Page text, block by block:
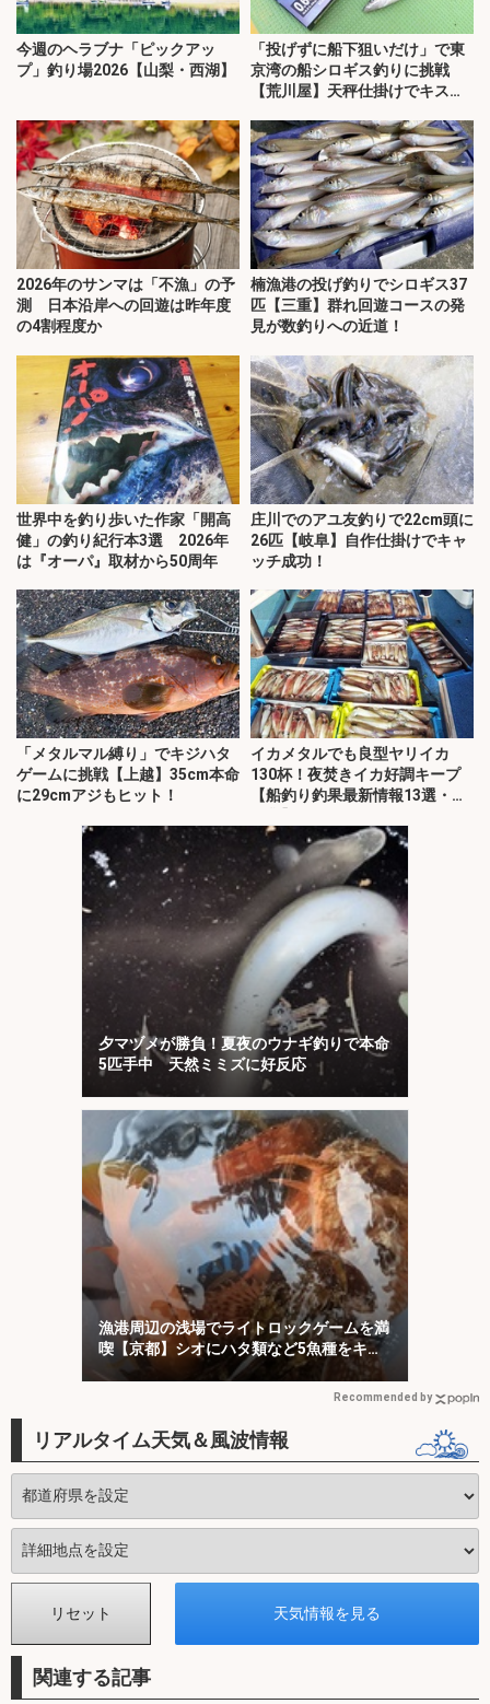
今週のヘラブナ「ピックアッ
プ」釣り場2026【山梨・西湖】
「投げずに船下狙いだけ」で東
京湾の船シロギス釣りに挑戦
【荒川屋】天秤仕掛けでキス約
2026年のサンマは「不漁」の予
測 日本沿岸への回遊は昨年度
の4割程度か
楠漁港の投げ釣りでシロギス37
匹【三重】群れ回遊コースの発
見が数釣りへの近道！
世界中を釣り歩いた作家「開高
健」の釣り紀行本3選 2026年
は『オーパ』取材から50周年
庄川でのアユ友釣りで22cm頭に
26匹【岐阜】自作仕掛けでキャ
ッチ成功！
「メタルマル縛り」でキジハタ
ゲームに挑戦【上越】35cm本命
に29cmアジもヒット！
イカメタルでも良型ヤリイカ
130杯！夜焚きイカ好調キープ
【船釣り釣果最新情報13選・玄
夕マヅメが勝負！夏夜のウナギ釣りで本命
5匹手中 天然ミミズに好反応
漁港周辺の浅場でライトロックゲームを満
喫【京都】シオにハタ類など5魚種をキャ
ッチ！
Recommended by
リアルタイム天気＆風波情報
関連する記事